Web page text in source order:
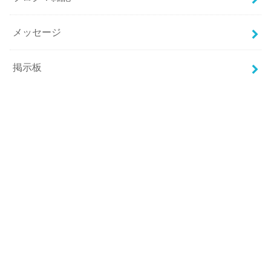
メッセージ
掲示板